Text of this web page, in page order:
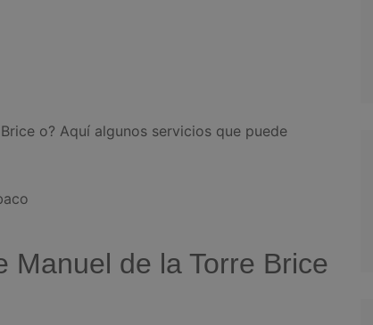
o? Aquí algunos servicios que puede
Manuel de la Torre Brice